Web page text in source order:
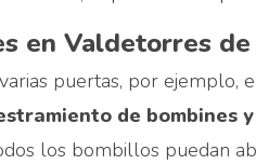
en Valdetorres de
puertas, por ejemplo,
de bombines
los bombillos puedan